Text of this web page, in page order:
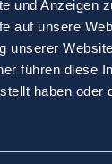
und Anzeigen
auf unsere
unserer
führen diese
haben